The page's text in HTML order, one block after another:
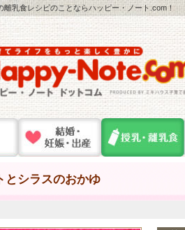
離乳食レシピのことならハッピー・ノート.com！
とシラスのおかゆ